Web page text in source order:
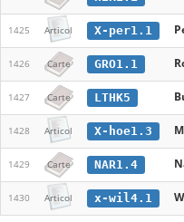
1425 Articol X-per1.1
1426 Carte GRO1.1
1427 Carte LTHK5
1428 Articol X-hoe1.3
1429 Carte NAR1.4
1430 Articol x-wil4.1